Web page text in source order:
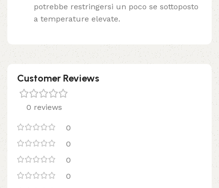
potrebbe restringersi un poco se sottoposto
a temperature elevate.
Customer Reviews
0 reviews
0
0
0
0